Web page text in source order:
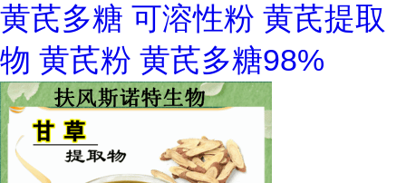
黄芪多糖 可溶性粉 黄芪提取
物 黄芪粉 黄芪多糖98%